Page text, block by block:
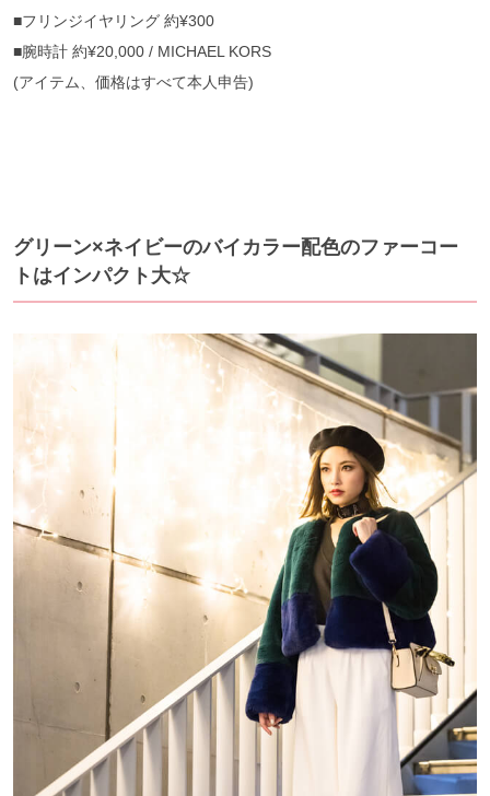
■フリンジイヤリング 約¥300
■腕時計 約¥20,000 / MICHAEL KORS
(アイテム、価格はすべて本人申告)
グリーン×ネイビーのバイカラー配色のファーコー
トはインパクト大☆